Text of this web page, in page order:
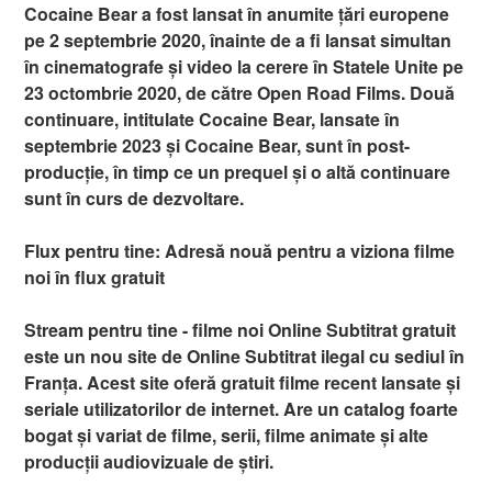
Cocaine Bear a fost lansat în anumite țări europene
pe 2 septembrie 2020, înainte de a fi lansat simultan
în cinematografe și video la cerere în Statele Unite pe
23 octombrie 2020, de către Open Road Films. Două
continuare, intitulate Cocaine Bear, lansate în
septembrie 2023 și Cocaine Bear, sunt în post-
producție, în timp ce un prequel și o altă continuare
sunt în curs de dezvoltare.
Flux pentru tine: Adresă nouă pentru a viziona filme
noi în flux gratuit
Stream pentru tine - filme noi Online Subtitrat gratuit
este un nou site de Online Subtitrat ilegal cu sediul în
Franța. Acest site oferă gratuit filme recent lansate și
seriale utilizatorilor de internet. Are un catalog foarte
bogat și variat de filme, serii, filme animate și alte
producții audiovizuale de știri.